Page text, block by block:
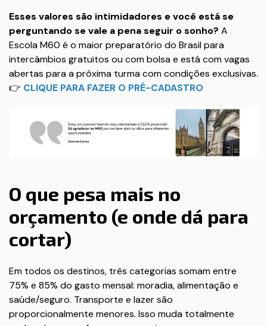
Esses valores são intimidadores e você está se
perguntando se vale a pena seguir o sonho? A
Escola M60 é o maior preparatório do Brasil para
intercâmbios gratuitos ou com bolsa e está com vagas
abertas para a próxima turma com condições exclusivas.
👉 CLIQUE PARA FAZER O PRÉ-CADASTRO
O que pesa mais no
orçamento (e onde dá para
cortar)
Em todos os destinos, três categorias somam entre
75% e 85% do gasto mensal: moradia, alimentação e
saúde/seguro. Transporte e lazer são
proporcionalmente menores. Isso muda totalmente